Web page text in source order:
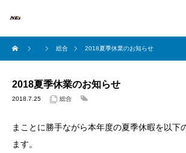
総合 2018夏季休業のお知らせ
2018夏季休業のお知らせ
2018.7.25 総合
まことに勝手ながら本年度の夏季休暇を以下
ます。